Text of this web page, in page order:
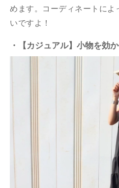
めます。コーディネートによ
いですよ！
・【カジュアル】小物を効